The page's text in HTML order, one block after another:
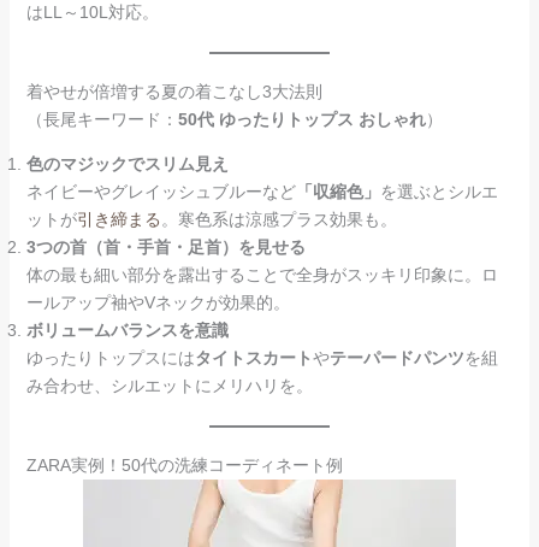
はLL～10L対応。
着やせが倍増する夏の着こなし3大法則
（長尾キーワード： 50代 ゆったりトップス おしゃれ）
色のマジックでスリム見え
ネイビーやグレイッシュブルーなど「収縮色」 を選ぶとシルエ
ットが引き締まる 。寒色系は涼感プラス効果も。
3つの首（首・手首・足首）を見せる
体の最も細い部分を露出することで全身がスッキリ印象に。ロ
ールアップ袖やVネックが効果的。
ボリュームバランスを意識
ゆったりトップスにはタイトスカートやテーパードパンツを組
み合わせ、シルエットにメリハリを。
ZARA実例！50代の洗練コーディネート例